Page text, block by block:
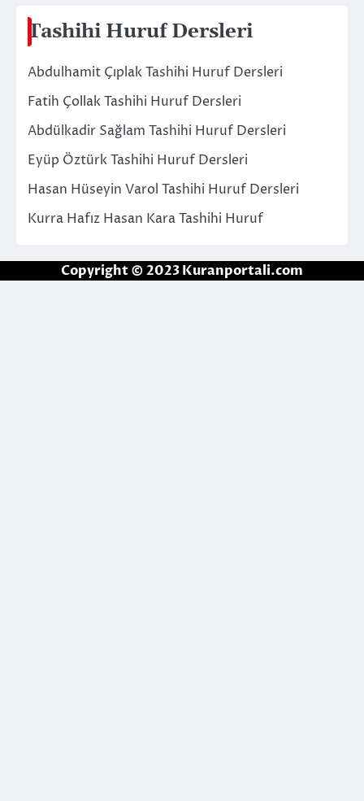
Tashihi Huruf Dersleri
Abdulhamit Çıplak Tashihi Huruf Dersleri
Fatih Çollak Tashihi Huruf Dersleri
Abdülkadir Sağlam Tashihi Huruf Dersleri
Eyüp Öztürk Tashihi Huruf Dersleri
Hasan Hüseyin Varol Tashihi Huruf Dersleri
Kurra Hafız Hasan Kara Tashihi Huruf
Copyright © 2023 Kuranportali.com